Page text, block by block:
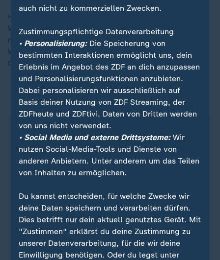
Hediger hatte 2022 bei den Olympischen
Winterspielen in Peking teilgenommen und konnte sich
mit zwei Podestplätzen im vergangenen Winter im
Weltcup etablieren. Bei ihrem letzten Rennen am 14.
Dezember erreichte sie Platz neun.
ZDFsportstudio auf WhatsApp
Quelle: Reuters
auch nicht zu kommerziellen Zwecken.
Zustimmungspflichtige Datenverarbeitung
• Personalisierung:Die Speicherung von
bestimmten Interaktionen ermöglicht uns, dein
Erlebnis im Angebot des ZDF an dich anzupassen
und Personalisierungsfunktionen anzubieten.
Dabei personalisieren wir ausschließlich auf
Basis deiner Nutzung von ZDF Streaming, der
ZDFheute und ZDFtivi. Daten von Dritten werden
von uns nicht verwendet.
• Social Media und externe Drittsysteme:Wir
nutzen Social-Media-Tools und Dienste von
anderen Anbietern. Unter anderem um das Teilen
von Inhalten zu ermöglichen.
Du kannst entscheiden, für welche Zwecke wir
deine Daten speichern und verarbeiten dürfen.
Dies betrifft nur dein aktuell genutztes Gerät. Mit
"Zustimmen" erklärst du deine Zustimmung zu
unserer Datenverarbeitung, für die wir deine
Einwilligung benötigen. Oder du legst unter